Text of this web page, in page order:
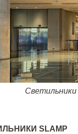
Светильники
SLAMP